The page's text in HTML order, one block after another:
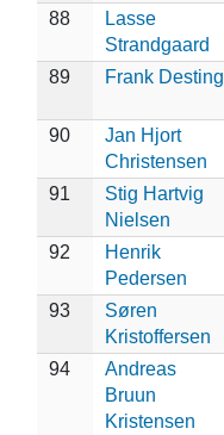
88
Lasse
Strandgaard
89 Frank Desting
90
Jan Hjort
Christensen
91
Stig Hartvig
Nielsen
92
Henrik
Pedersen
93
Søren
Kristoffersen
94
Andreas
Bruun
Kristensen